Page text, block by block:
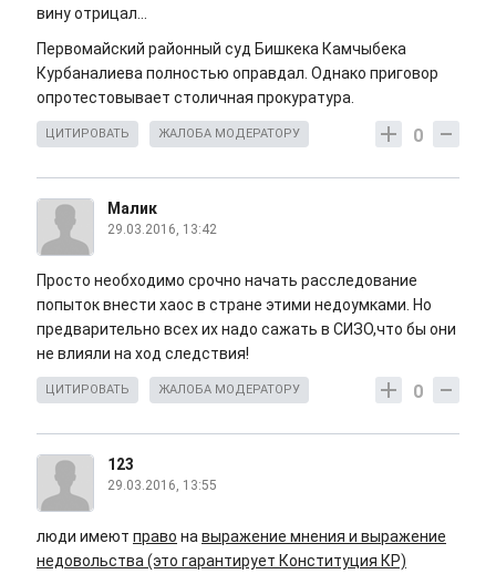
вину отрицал…
Первомайский районный суд Бишкека Камчыбека
Курбаналиева полностью оправдал. Однако приговор
опротестовывает столичная прокуратура.
0
ЦИТИРОВАТЬ ЖАЛОБА МОДЕРАТОРУ
Малик
29.03.2016, 13:42
Просто необходимо срочно начать расследование
попыток внести хаос в стране этими недоумками. Но
предварительно всех их надо сажать в СИЗО,что бы они
не влияли на ход следствия!
0
ЦИТИРОВАТЬ ЖАЛОБА МОДЕРАТОРУ
123
29.03.2016, 13:55
люди имеют право навыражение мнения и выражение
недовольства (это гарантирует Конституция КР)